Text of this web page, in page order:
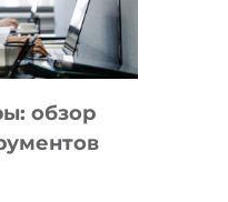
обзор